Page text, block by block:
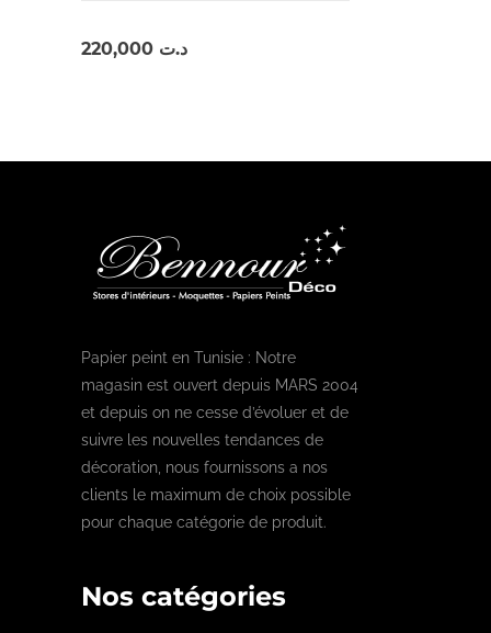
د.ت
Papier peint en Tunisie : Notre
magasin est ouvert depuis MARS 2004
et depuis on ne cesse d’évoluer et de
suivre les nouvelles tendances de
décoration, nous fournissons a nos
clients le maximum de choix possible
pour chaque catégorie de produit.
Nos catégories